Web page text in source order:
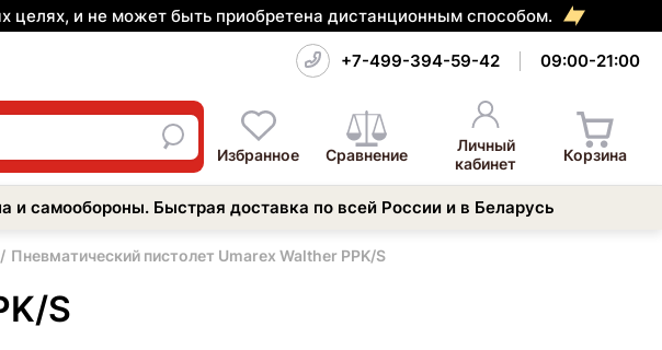
целях, и не может быть приобретена дистанционным способом.
+7-499-394-59-42 09:00-21:00
Избранное Сравнение
Личный
кабинет
Корзина
и самообороны. Быстрая доставка по всей России и в Беларусь
Пневматический пистолет Umarex Walther PPK/S
S